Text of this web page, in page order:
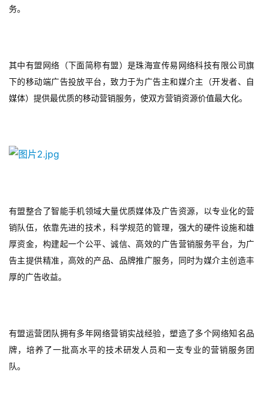
务。
其中有盟网络（下面简称有盟）是珠海宣传易网络科技有限公司旗
下的移动端广告投放平台，致力于为广告主和媒介主（开发者、自
媒体）提供最优质的移动营销服务，使双方营销资源价值最大化。
有盟整合了智能手机领域大量优质媒体及广告资源，以专业化的营
销队伍，依靠先进的技术，科学规范的管理，强大的硬件设施和雄
厚资金，构建起一个公平、诚信、高效的广告营销服务平台，为广
告主提供精准，高效的产品、品牌推广服务，同时为媒介主创造丰
厚的广告收益。
有盟运营团队拥有多年网络营销实战经验，塑造了多个网络知名品
牌，培养了一批高水平的技术研发人员和一支专业的营销服务团
队。